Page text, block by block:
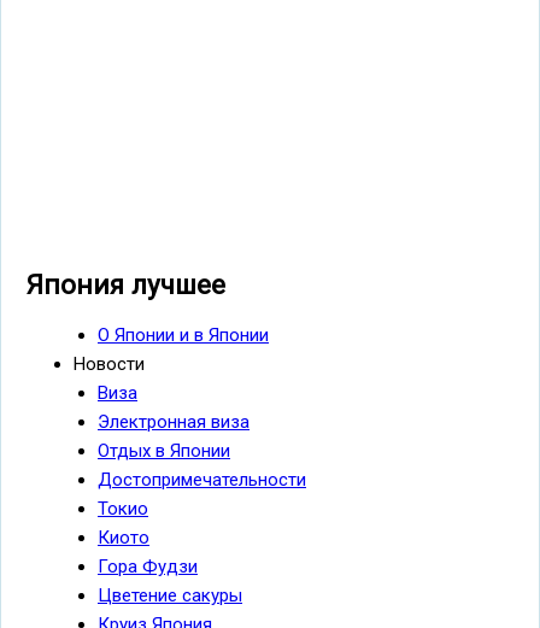
Япония лучшее
О Японии и в Японии
Новости
Виза
Электронная виза
Отдых в Японии
Достопримечательности
Токио
Киото
Гора Фудзи
Цветение сакуры